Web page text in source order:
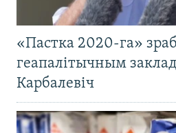
«Пастка 2020-га»
геапалітычным
Карбалевіч